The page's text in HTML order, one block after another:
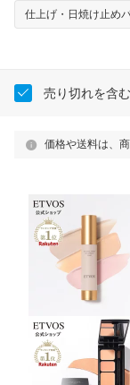
仕上げ・日焼け止め
売り切れを含む
価格や送料は、